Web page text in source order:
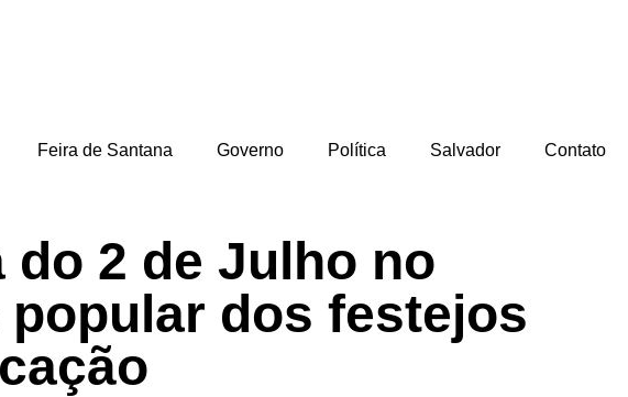
Feira de Santana Governo Política Salvador Contato
2 de Julho no
dos festejos